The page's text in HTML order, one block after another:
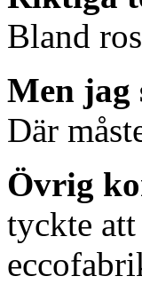
Bland
Men jag
Där
Övrig
tyckte